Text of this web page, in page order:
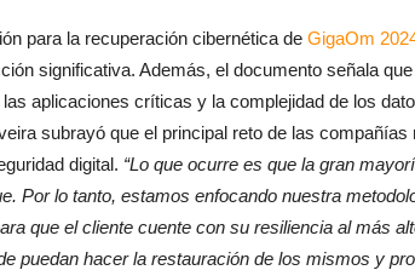
para la recuperación cibernética de GigaOm
significativa. Además, el documento señala
aplicaciones críticas y la complejidad de los
subrayó que el principal reto de las compañías
digital. “Lo que ocurre es que la gran
Por lo tanto, estamos enfocando nuestra
que el cliente cuente con su resiliencia al más
puedan hacer la restauración de los mismos y